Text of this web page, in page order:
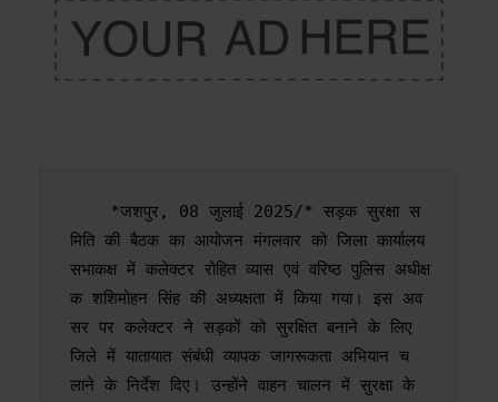
मिति की बैठक का आयोजन मंगलवार को जिला कार्यालय
सभाकक्ष में कलेक्टर रोहित व्यास एवं वरिष्ठ पुलिस अधीक्ष
क शशिमोहन सिंह की अध्यक्षता में किया गया। इस अव
सर पर कलेक्टर ने सड़कों को सुरक्षित बनाने के लिए
जिले में यातायात संबंधी व्यापक जागरूकता अभियान च
लाने के निर्देश दिए। उन्होंने वाहन चालन में सुरक्षा के